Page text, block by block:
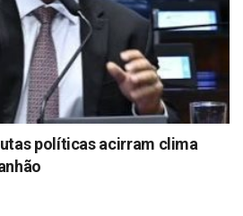
políticas acirram clima